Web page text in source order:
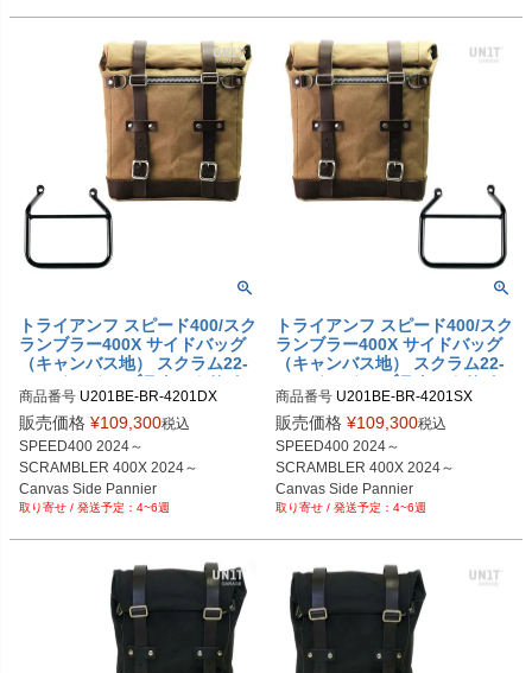
トライアンフ スピード400/スク
ランブラー400X サイドバッグ
（キャンバス地） スクラム22-
30L ベージュ/ブラウン＆サイ
ドバッグサポート フレーム右側
キット ユニットガレージ
商品番号 U201BE-BR-4201DX
U201BE_BR+4201DX
販売価格 ¥109,300税込
SPEED400 2024～
SCRAMBLER 400X 2024～
Canvas Side Pannier
Scram 22L-30L
4~6週
トライアンフ スピード400/スク
ランブラー400X サイドバッグ
（キャンバス地） スクラム22-
30L ベージュ/ブラウン＆サイ
ドバッグサポート フレーム左側
キット ユニットガレージ
商品番号 U201BE-BR-4201SX
販売価格 ¥109,300税込
SPEED400 2024～
SCRAMBLER 400X 2024～
Canvas Side Pannier
Scram 22L-30L
4~6週